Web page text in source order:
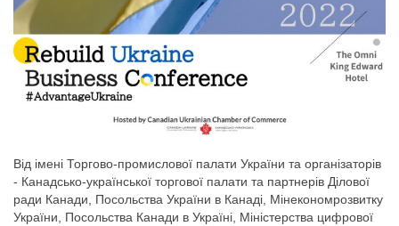
Від імені Торгово-промислової палати України та організаторів
- Канадсько-української торгової палати та партнерів Ділової
ради Канади, Посольства України в Канаді, Мінекономрозвитку
України, Посольства Канади в Україні, Міністерства цифрової